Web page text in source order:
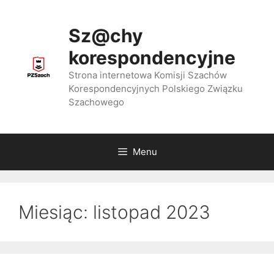
Sz@chy
korespondencyjne
Strona internetowa Komisji Szachów
Korespondencyjnych Polskiego Związku
Szachowego
Menu
Miesiąc: listopad 2023